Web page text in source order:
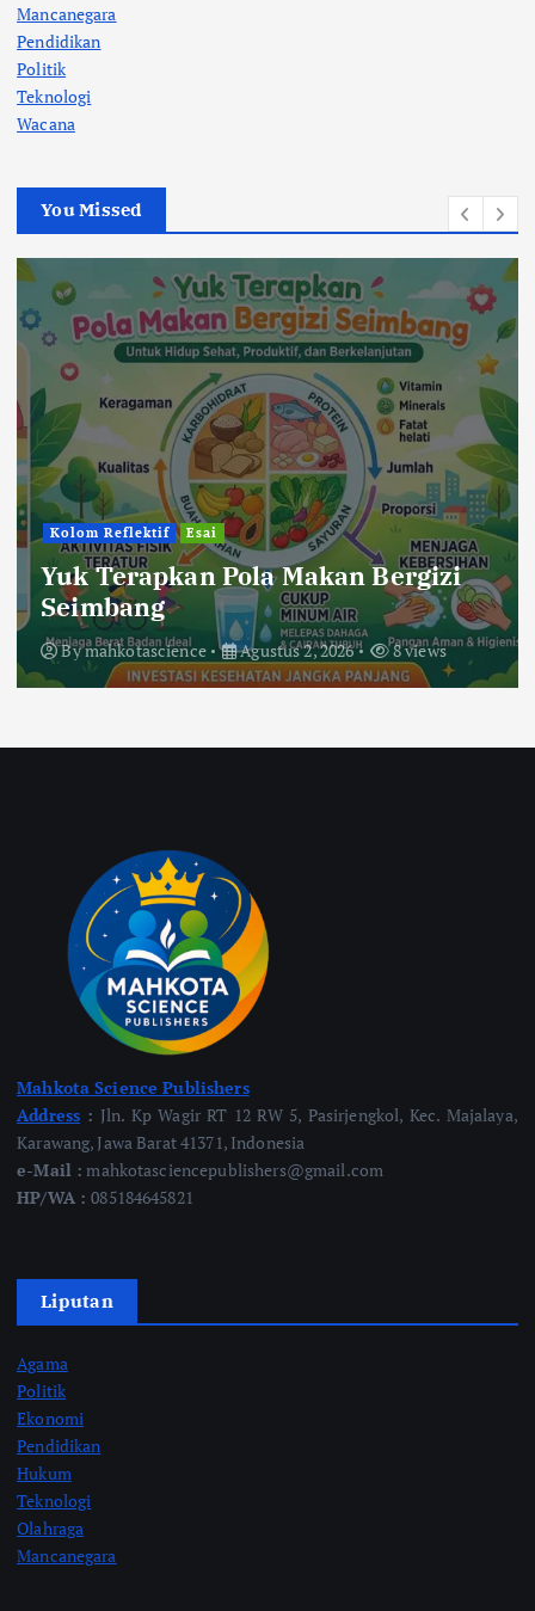
Mancanegara
Pendidikan
Politik
Teknologi
Wacana
You Missed
Berita Pendidikan
Bercanda Kok Bikin Sedih?
Kelompok KKP 194 UIN Mataram di
Desa Sigar Penjalin Menggaungkan
Suara Anti-Bullying dari SDN 5
Sigar Penjalin
Bymahkotascience Agustus 2, 2026 25 views
Mahkota Science Publishers
Address : Jln. Kp Wagir RT 12 RW 5, Pasirjengkol, Kec. Majalaya,
Karawang, Jawa Barat 41371, Indonesia
e-Mail : mahkotasciencepublishers@gmail.com
HP/WA :085184645821
Liputan
Agama
Politik
Ekonomi
Pendidikan
Hukum
Teknologi
Olahraga
Mancanegara